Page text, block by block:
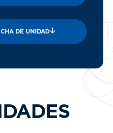
DE UNIDAD